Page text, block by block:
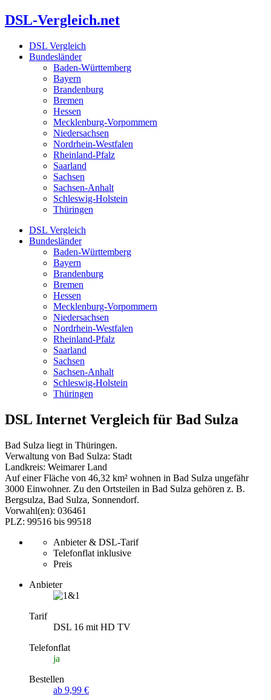
Zum
Inhalt
DSL-Vergleich.net
DSL Vergleich
Bundesländer
Baden-Württemberg
Bayern
Brandenburg
Bremen
Hessen
Mecklenburg-Vorpommern
Niedersachsen
Nordrhein-Westfalen
Rheinland-Pfalz
Saarland
Sachsen
Sachsen-Anhalt
Schleswig-Holstein
Thüringen
DSL Vergleich
Bundesländer
Baden-Württemberg
Bayern
Brandenburg
Bremen
Hessen
Mecklenburg-Vorpommern
Niedersachsen
Nordrhein-Westfalen
Rheinland-Pfalz
Saarland
Sachsen
Sachsen-Anhalt
Schleswig-Holstein
Thüringen
DSL Internet Vergleich für Bad Sulza
Bad Sulza liegt in Thüringen.
Verwaltung von Bad Sulza: Stadt
Landkreis: Weimarer Land
Auf einer Fläche von 46,32 km² wohnen in Bad Sulza ungefähr
3000 Einwohner. Zu den Ortsteilen in Bad Sulza gehören z. B.
Bergsulza, Bad Sulza, Sonnendorf.
Vorwahl(en): 036461
PLZ: 99516 bis 99518
Anbieter & DSL-Tarif
Telefonflat inklusive
Preis
Anbieter
Tarif
DSL 16 mit HD TV
Telefonflat
ja
Bestellen
ab 9,99 €